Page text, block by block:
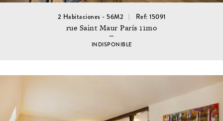
2 Habitaciones - 56M2 Ref: 15091
rue Saint Maur París 11mo
INDISPONIBLE